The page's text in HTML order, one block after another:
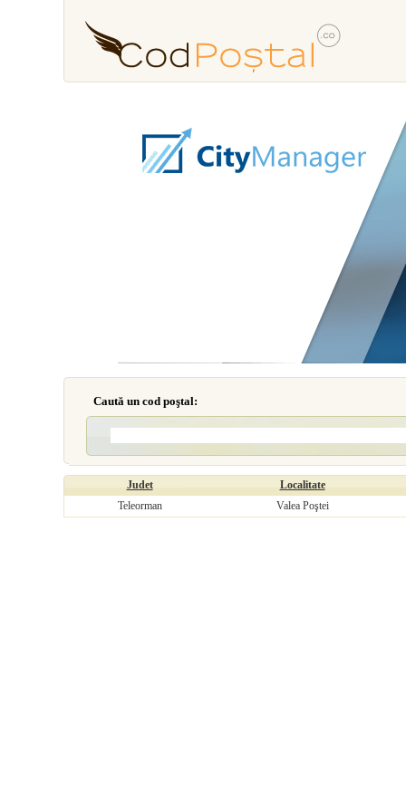
Caută un cod poştal:
Judet
Localitate
Teleorman
Valea Poştei